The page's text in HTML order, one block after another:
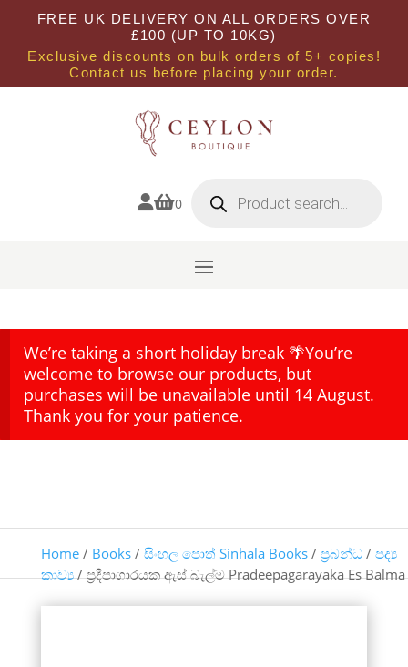
FREE UK DELIVERY ON ALL ORDERS OVER
£100 (UP TO 10KG)
Exclusive discounts on bulk orders of 5+ copies!
Contact us before placing your order.
0 search
We’re taking a short holiday break 🌴You’re
welcome to browse our products, but
purchases will be unavailable until 14 August.
Thank you for your patience.
Home/ Books/ සිංහල පොත් Sinhala Books/ ප්‍රබන්ධ/ පද්‍ය
කාව්‍ය/ ප්‍රදීපාගාරයක ඇස් බැල්ම Pradeepagarayaka Es Balma